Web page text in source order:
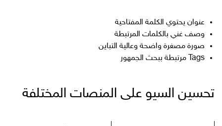
عنوان يحتوي الكلمة المفتاحية
وصف غني بالكلمات المرتبطة
صورة مصغرة واضحة وعالية التباين
Tags مرتبطة ببحث الجمهور
تحسين السيو على المنصات المختلفة